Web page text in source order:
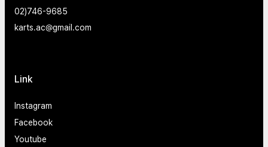
02)746-9685
karts.ac@gmail.com
Link
Instagram
Facebook
Youtube